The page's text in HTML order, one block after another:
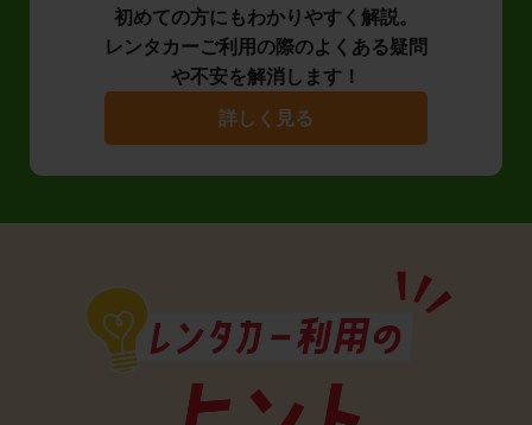
初めての方にもわかりやすく解説。
レンタカーご利用の際のよくある疑問
や不安を解消します！
詳しく見る